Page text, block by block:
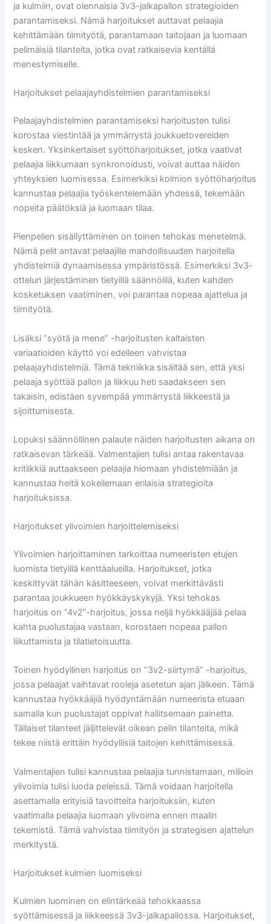
ja kulmiin, ovat olennaisia 3v3-jalkapallon strategioiden
parantamiseksi. Nämä harjoitukset auttavat pelaajia
kehittämään tiimityötä, parantamaan taitojaan ja luomaan
pelimäisiä tilanteita, jotka ovat ratkaisevia kentällä
menestymiselle.
Harjoitukset pelaajayhdistelmien parantamiseksi
Pelaajayhdistelmien parantamiseksi harjoitusten tulisi
korostaa viestintää ja ymmärrystä joukkuetovereiden
kesken. Yksinkertaiset syöttöharjoitukset, jotka vaativat
pelaajia liikkumaan synkronoidusti, voivat auttaa näiden
yhteyksien luomisessa. Esimerkiksi kolmion syöttöharjoitus
kannustaa pelaajia työskentelemään yhdessä, tekemään
nopeita päätöksiä ja luomaan tilaa.
Pienpelien sisällyttäminen on toinen tehokas menetelmä.
Nämä pelit antavat pelaajille mahdollisuuden harjoitella
yhdistelmiä dynaamisessa ympäristössä. Esimerkiksi 3v3-
ottelun järjestäminen tietyillä säännöillä, kuten kahden
kosketuksen vaatiminen, voi parantaa nopeaa ajattelua ja
tiimityötä.
Lisäksi “syötä ja mene” -harjoitusten kaltaisten
variaatioiden käyttö voi edelleen vahvistaa
pelaajayhdistelmiä. Tämä tekniikka sisältää sen, että yksi
pelaaja syöttää pallon ja liikkuu heti saadakseen sen
takaisin, edistäen syvempää ymmärrystä liikkeestä ja
sijoittumisesta.
Lopuksi säännöllinen palaute näiden harjoitusten aikana on
ratkaisevan tärkeää. Valmentajien tulisi antaa rakentavaa
kritiikkiä auttaakseen pelaajia hiomaan yhdistelmiään ja
kannustaa heitä kokeilemaan erilaisia strategioita
harjoituksissa.
Harjoitukset ylivoimien harjoittelemiseksi
Ylivoimien harjoittaminen tarkoittaa numeeristen etujen
luomista tietyillä kenttäalueilla. Harjoitukset, jotka
keskittyvät tähän käsitteeseen, voivat merkittävästi
parantaa joukkueen hyökkäyskykyjä. Yksi tehokas
harjoitus on “4v2”-harjoitus, jossa neljä hyökkääjää pelaa
kahta puolustajaa vastaan, korostaen nopeaa pallon
liikuttamista ja tilatietoisuutta.
Toinen hyödyllinen harjoitus on “3v2-siirtymä” -harjoitus,
jossa pelaajat vaihtavat rooleja asetetun ajan jälkeen. Tämä
kannustaa hyökkääjiä hyödyntämään numeerista etuaan
samalla kun puolustajat oppivat hallitsemaan painetta.
Tällaiset tilanteet jäljittelevät oikean pelin tilanteita, mikä
tekee niistä erittäin hyödyllisiä taitojen kehittämisessä.
Valmentajien tulisi kannustaa pelaajia tunnistamaan, milloin
ylivoimia tulisi luoda peleissä. Tämä voidaan harjoitella
asettamalla erityisiä tavoitteita harjoituksiin, kuten
vaatimalla pelaajia luomaan ylivoima ennen maalin
tekemistä. Tämä vahvistaa tiimityön ja strategisen ajattelun
merkitystä.
Harjoitukset kulmien luomiseksi
Kulmien luominen on elintärkeää tehokkaassa
syöttämisessä ja liikkeessä 3v3-jalkapallossa. Harjoitukset,